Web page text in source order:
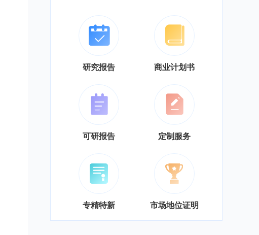
研究报告 商业计划书
可研报告 定制服务
专精特新 市场地位证明